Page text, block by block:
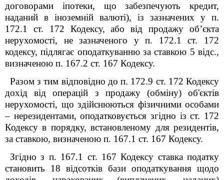
договорами іпотеки, що забезпечують кредит,
наданий в іноземній валюті), із зазначених у п.
172.1 ст. 172 Кодексу, або від продажу об’єкта
нерухомості, не зазначеного у п. 172.1 ст. 172
кодексу, підлягає оподаткуванню за ставкою 5 відс.,
визначеною п. 167.2 ст. 167 Кодексу.
Разом з тим відповідно до п. 172.9 ст. 172 Кодексу
дохід від операцій з продажу (обміну) об'єктів
нерухомості, що здійснюються фізичними особами
– нерезидентами, оподатковується згідно із ст. 172
Кодексу в порядку, встановленому для резидентів,
за ставкою, визначеною п. 167.1 ст. 167 Кодексу.
Згідно з п. 167.1 ст. 167 Кодексу ставка податку
становить 18 відсотків бази оподаткування щодо